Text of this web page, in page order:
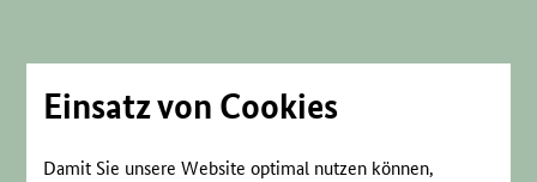
Einsatz von Cookies
Damit Sie unsere Website optimal nutzen können,